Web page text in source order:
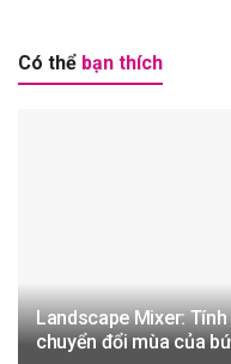
Có thể bạn thích
Landscape Mixer:
chuyển đổi mùa của